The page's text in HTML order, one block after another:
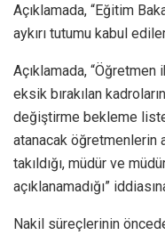
Açıklamada, “Eğitim
aykırı tutumu kabul
Açıklamada, “Öğretmen
eksik bırakılan
değiştirme bekleme
atanacak öğretmenlerin
takıldığı, müdür ve
açıklanamadığı”
Nakil süreçlerinin